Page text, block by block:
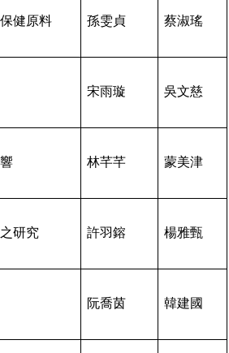
健原料 孫雯貞 蔡淑瑤
宋雨璇 吳文慈
林芊芊 蒙美津
研究 許羽鎔 楊雅甄
阮喬茵 韓建國